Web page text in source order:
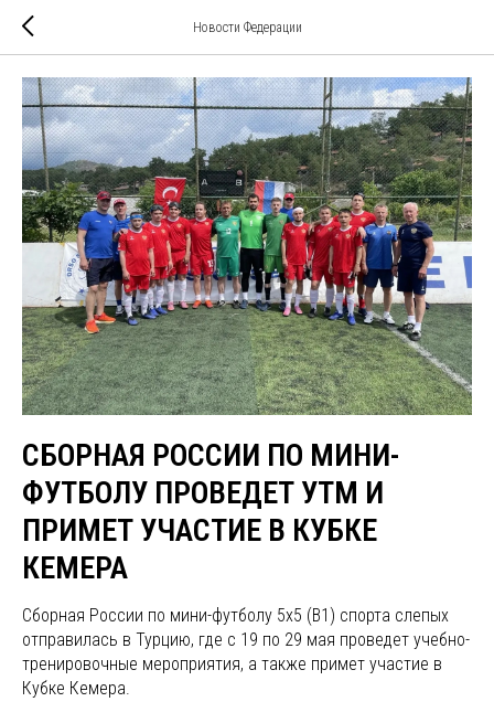
Новости Федерации
СБОРНАЯ РОССИИ ПО МИНИ-
ФУТБОЛУ ПРОВЕДЕТ УТМ И
ПРИМЕТ УЧАСТИЕ В КУБКЕ
КЕМЕРА
Сборная России по мини-футболу 5х5 (В1) спорта слепых
отправилась в Турцию, где с 19 по 29 мая проведет учебно-
тренировочные мероприятия, а также примет участие в
Кубке Кемера.